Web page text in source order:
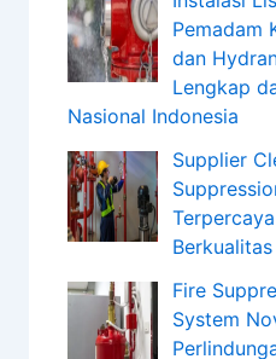
Pemadam
dan
Lengkap
Nasional Indonesia
Supplier
Berkualitas
Fire
System